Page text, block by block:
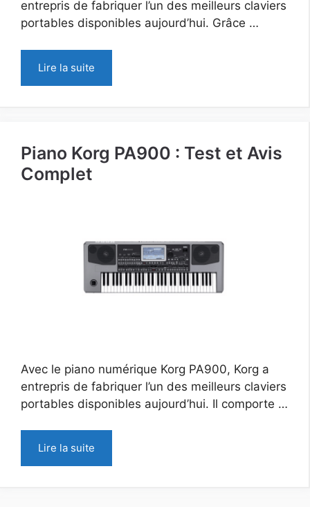
entrepris de fabriquer l’un des meilleurs claviers
portables disponibles aujourd’hui. Grâce …
Lire la suite
Piano Korg PA900 : Test et Avis
Complet
Avec le piano numérique Korg PA900, Korg a
entrepris de fabriquer l’un des meilleurs claviers
portables disponibles aujourd’hui. Il comporte …
Lire la suite